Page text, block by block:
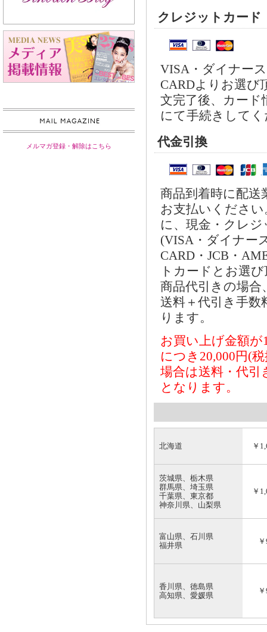
メルマガ登録・解除はこちら
クレジットカード
VISA・ダイナー
CARDよりお選び
文完了後、カード
にて手続きして
代金引換
商品到着時に配送
お支払いください
に、現金・クレ
(VISA・ダイナー
CARD・JCB・
トカードとお選
商品代引きの場合
送料＋代引き手数
ります。
お買い上げ金額が
につき20,000円(
場合は送料・代引
となります。
北海道 ￥
茨城県、栃木県
群馬県、埼玉県
千葉県、東京都
神奈川県、山梨県
￥
富山県、石川県
福井県
香川県、徳島県
高知県、愛媛県